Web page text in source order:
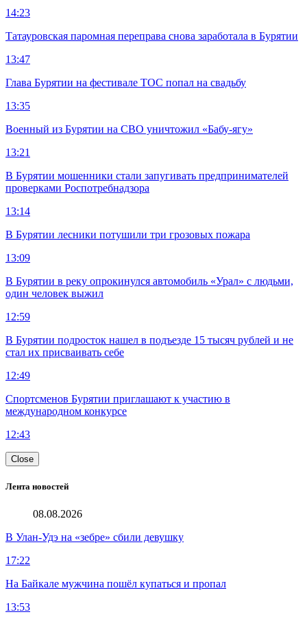
14:23
Татауровская паромная переправа снова заработала в Бурятии
13:47
Глава Бурятии на фестивале ТОС попал на свадьбу
13:35
Военный из Бурятии на СВО уничтожил «Бабу-ягу»
13:21
В Бурятии мошенники стали запугивать предпринимателей
проверками Роспотребнадзора
13:14
В Бурятии лесники потушили три грозовых пожара
13:09
В Бурятии в реку опрокинулся автомобиль «Урал» с людьми,
один человек выжил
12:59
В Бурятии подросток нашел в подъезде 15 тысяч рублей и не
стал их присваивать себе
12:49
Спортсменов Бурятии приглашают к участию в
международном конкурсе
12:43
Close
Лента новостей
08.08.2026
В Улан-Удэ на «зебре» сбили девушку
17:22
На Байкале мужчина пошёл купаться и пропал
13:53